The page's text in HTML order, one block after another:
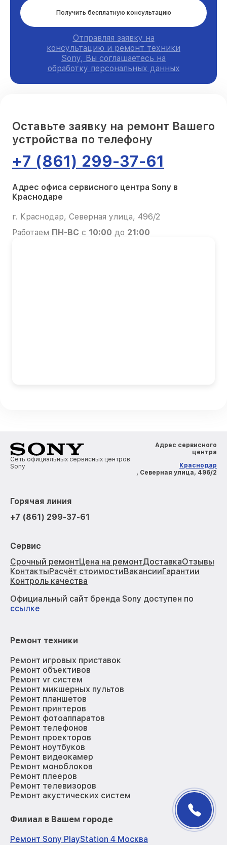
Получить бесплатную консультацию
Отправляя заявку на
консультацию и ремонт техники
Sony, Вы соглашаетесь на
обработку персональных данных
Оставьте заявку на ремонт Вашего
устройства по телефону
+7 (861) 299-37-61
Адрес офиса сервисного центра Sony в
Краснодаре
г. Краснодар, Северная улица, 496/2
Работаем ПН-ВС с 10:00 до 21:00
Сеть официальных сервисных центров
Sony
Адрес сервисного
центра
Краснодар
, Северная улица, 496/2
Горячая линия
+7 (861) 299-37-61
Сервис
Срочный ремонтЦена на ремонтДоставкаОтзывы
КонтактыРасчёт стоимостиВакансииГарантии
Контроль качества
Официальный сайт бренда Sony доступен по
ссылке
Ремонт техники
Ремонт игровых приставок
Ремонт объективов
Ремонт vr систем
Ремонт микшерных пультов
Ремонт планшетов
Ремонт принтеров
Ремонт фотоаппаратов
Ремонт телефонов
Ремонт проекторов
Ремонт ноутбуков
Ремонт видеокамер
Ремонт моноблоков
Ремонт плееров
Ремонт телевизоров
Ремонт акустических систем
Филиал в Вашем городе
Ремонт Sony PlayStation 4 Москва